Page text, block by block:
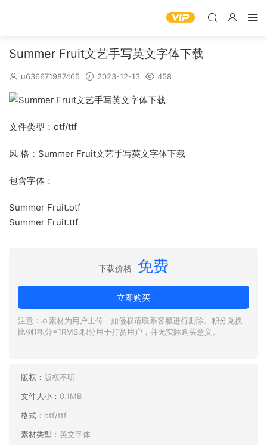
Summer Fruit文艺手写英文字体下载
u636671987465 2023-12-13 458
文件类型：otf/ttf
风 格：Summer Fruit文艺手写英文字体下载
包含字体：
Summer Fruit.otf
Summer Fruit.ttf
下载价格 免费
立即购买
注意：本素材为用户上传，如侵权请联系客服进行删除。积分兑换
比例1积分=1RMB,积分用于打赏用户，并无实际购买意义。
版权： 版权不明
文件大小： 0.1MB
格式： otf/ttf
素材类型： 英文字体